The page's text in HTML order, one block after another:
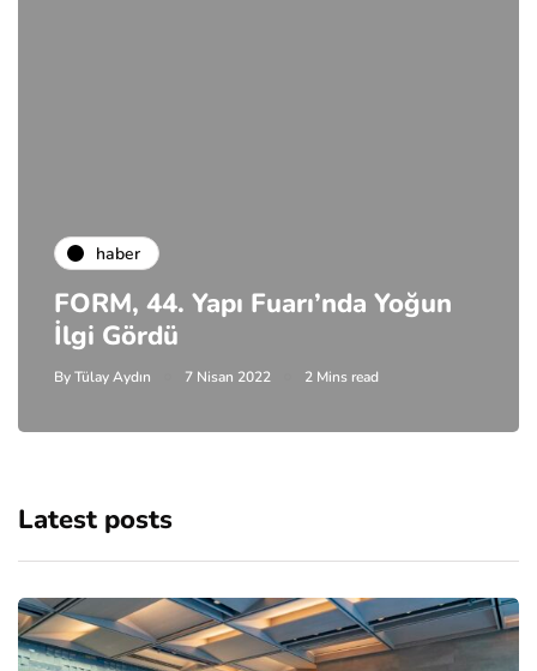
haber
FORM, 44. Yapı Fuarı’nda Yoğun
İlgi Gördü
ByTülay Aydın 7 Nisan 2022 2 Mins read
Latest posts